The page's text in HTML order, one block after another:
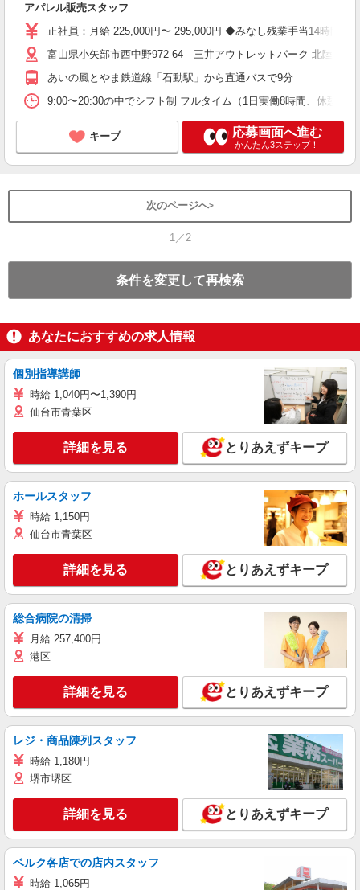
アパレル販売スタッフ
正社員：月給 225,000円〜 295,000円 ◆みなし残業手当14時間分
富山県小矢部市西中野972-64 三井アウトレットパーク 北陸小矢
あいの風とやま鉄道線「石動駅」から直通バスで9分
9:00〜20:30の中でシフト制 フルタイム（1日実働8時間、休憩時
キープ 応募画面へ進む
かんたん3ステップ！
次のページへ
1／2
条件を変更して再検索
あなたにおすすめの求人情報
個別指導講師
時給 1,040円〜1,390円
仙台市青葉区
詳細を見る とりあえずキープ
ホールスタッフ
時給 1,150円
仙台市青葉区
詳細を見る とりあえずキープ
総合病院の清掃
月給 257,400円
港区
詳細を見る とりあえずキープ
レジ・商品陳列スタッフ
時給 1,180円
堺市堺区
詳細を見る とりあえずキープ
ベルク各店での店内スタッフ
時給 1,065円